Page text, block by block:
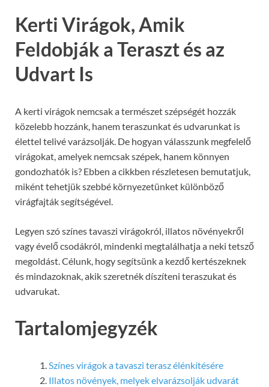
Kerti Virágok, Amik
Feldobják a Teraszt és az
Udvart Is
A kerti virágok nemcsak a természet szépségét hozzák
közelebb hozzánk, hanem teraszunkat és udvarunkat is
élettel telivé varázsolják. De hogyan válasszunk megfelelő
virágokat, amelyek nemcsak szépek, hanem könnyen
gondozhatók is? Ebben a cikkben részletesen bemutatjuk,
miként tehetjük szebbé környezetünket különböző
virágfajták segítségével.
Legyen szó színes tavaszi virágokról, illatos növényekről
vagy évelő csodákról, mindenki megtalálhatja a neki tetsző
megoldást. Célunk, hogy segítsünk a kezdő kertészeknek
és mindazoknak, akik szeretnék díszíteni teraszukat és
udvarukat.
Tartalomjegyzék
Színes virágok a tavaszi terasz élénkítésére
Illatos növények, melyek elvarázsolják udvarát